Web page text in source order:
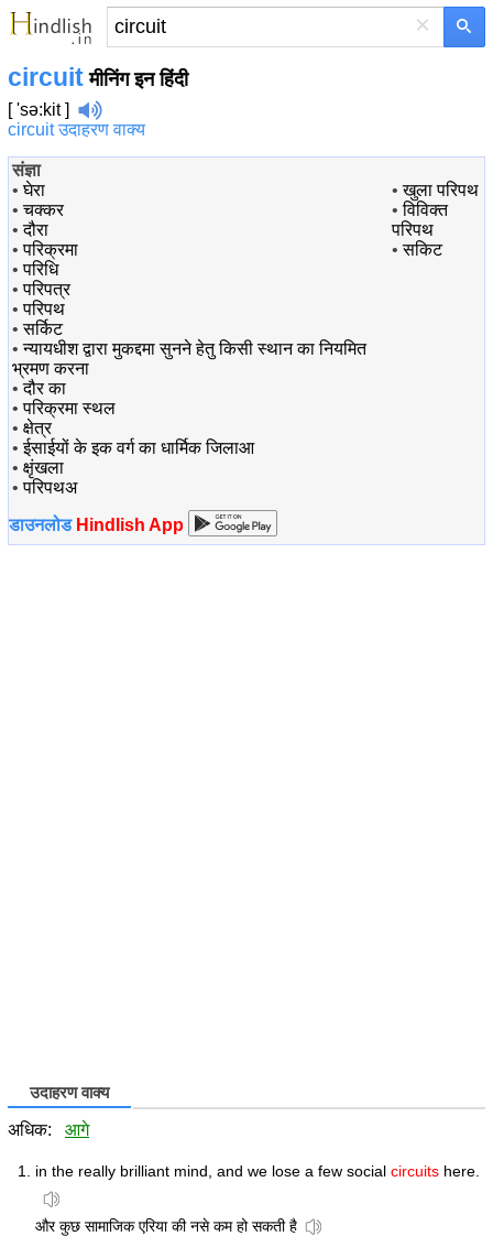
×
circuit मीनिंग इन हिंदी
[ 'sə:kit ]
circuit उदाहरण वाक्य
संज्ञा
•घेरा
•चक्कर
•दौरा
•परिक्रमा
•परिधि
•परिपत्र
•परिपथ
•सर्किट
•न्यायधीश द्वारा मुकद्दमा सुनने हेतु किसी स्थान का नियमित
भ्रमण करना
•दौर का
•परिक्रमा स्थल
• क्षेत्र
•ईसाईयों के इक वर्ग का धार्मिक जिलाआ
• क्षृंखला
•परिपथअ
•खुला परिपथ
•विविक्त
परिपथ
•सकिट
डाउनलोड Hindlish App
उदाहरण वाक्य
अधिक: आगे
in the really brilliant mind, and we lose a few social circuits here.
और कुछ सामाजिक एरिया की नसे कम हो सकती है